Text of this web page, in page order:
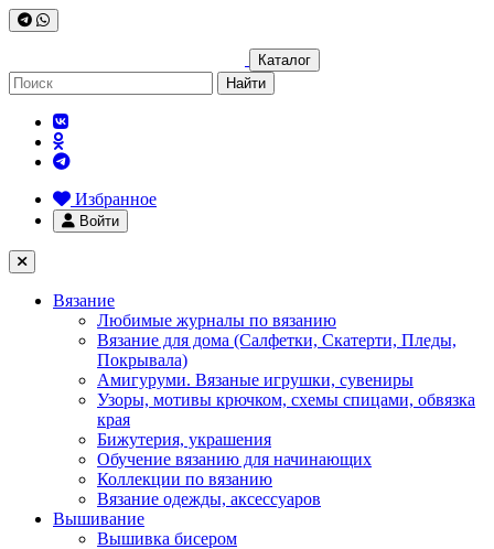
Каталог
Найти
Избранное
Войти
Вязание
Любимые журналы по вязанию
Вязание для дома (Салфетки, Скатерти, Пледы,
Покрывала)
Амигуруми. Вязаные игрушки, сувениры
Узоры, мотивы крючком, схемы спицами, обвязка
края
Бижутерия, украшения
Обучение вязанию для начинающих
Коллекции по вязанию
Вязание одежды, аксессуаров
Вышивание
Вышивка бисером